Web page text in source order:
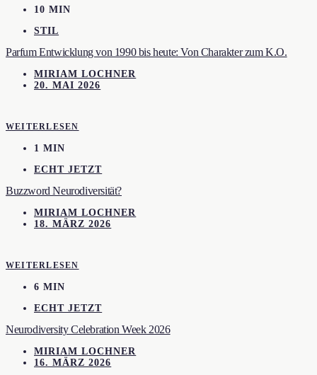
10 MIN
STIL
Parfum Entwicklung von 1990 bis heute: Von Charakter zum K.O.
MIRIAM LOCHNER
20. MAI 2026
WEITERLESEN
1 MIN
ECHT JETZT
Buzzword Neurodiversität?
MIRIAM LOCHNER
18. MÄRZ 2026
WEITERLESEN
6 MIN
ECHT JETZT
Neurodiversity Celebration Week 2026
MIRIAM LOCHNER
16. MÄRZ 2026